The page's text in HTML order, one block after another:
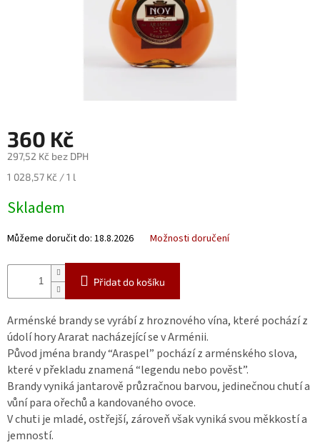
limitované
láhve
Měna
(CZK)
360 Kč
297,52 Kč bez DPH
Měrná
1 028,57 Kč / 1 l
Skladem
Můžeme doručit do: 18.8.2026 Možnosti doručení
Přidat do košíku
Arménské brandy se vyrábí z hroznového vína, které pochází z
údolí hory Ararat nacházející se v Arménii.
Původ jména brandy “Araspel” pochází z arménského slova,
které v překladu znamená “legendu nebo pověst”.
Brandy vyniká jantarově průzračnou barvou, jedinečnou chutí a
vůní para ořechů a kandovaného ovoce.
V chuti je mladé, ostřejší, zároveň však vyniká svou měkkostí a
jemností.